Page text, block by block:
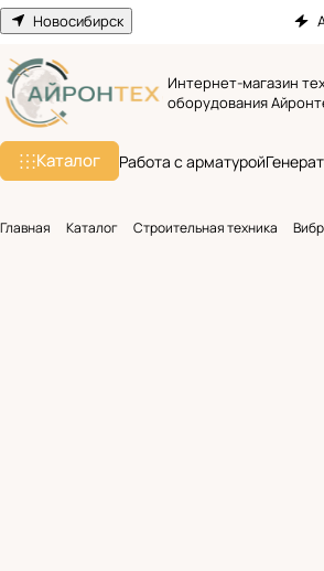
Новосибирск
Интернет-магазин
оборудования
Каталог Работа с арматурой
Главная Каталог Строительная техника